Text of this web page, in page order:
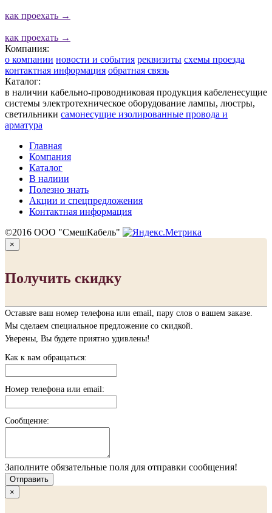
как проехать →
как проехать →
Компания:
о компании новости и события реквизиты схемы проезда
контактная информация обратная связь
Каталог:
в наличии кабельно-проводниковая продукция кабеленесущие
системы электротехническое оборудование лампы, люстры,
светильники cамонесущие изолированные провода и
арматура
Главная
Компания
Каталог
В налиии
Полезно знать
Акции и спецпредложения
Контактная информация
©2016 ООО "СмешКабель"
×
Получить скидку
Оставьте ваш номер телефона или email, пару слов о вашем заказе.
Мы сделаем специальное предложение со скидкой.
Уверены, Вы будете приятно удивлены!
Как к вам обращаться:
Номер телефона или email:
Сообщение:
Заполните обязательные поля для отправки сообщения!
Отправить
×